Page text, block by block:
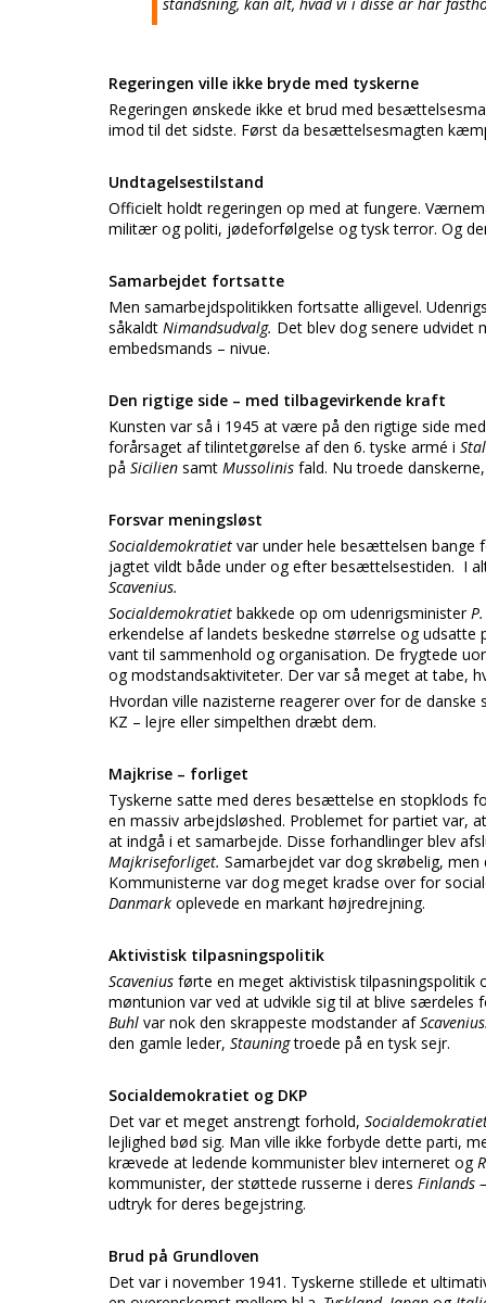
Regeringen ville ikke bryde med tyskerne
Regeringen ønskede ikke et brud med
imod til det sidste. Først da besættelsesmagten
Undtagelsestilstand
Officielt holdt regeringen op med at fungere.
militær og politi, jødeforfølgelse og tysk terror. Og
Samarbejdet fortsatte
Men samarbejdspolitikken fortsatte alligevel.
såkaldt Nimandsudvalg. Det blev dog senere udvidet
embedsmands – nivue.
Den rigtige side – med tilbagevirkende kraft
Kunsten var så i 1945 at være på den rigtige side
forårsaget af tilintetgørelse af den 6. tyske armé i
på Sicilien samt Mussolinis fald. Nu troede
Forsvar meningsløst
Socialdemokratiet var under hele besættelsen
jagtet vildt både under og efter besættelsestiden. I
Scavenius.
Socialdemokratiet bakkede op om udenrigsminister
erkendelse af landets beskedne størrelse og
vant til sammenhold og organisation. De frygtede
og modstandsaktiviteter. Der var så meget at tabe,
Hvordan ville nazisterne reagerer over for de
KZ – lejre eller simpelthen dræbt dem.
Majkrise – forliget
Tyskerne satte med deres besættelse en stopklods
en massiv arbejdsløshed. Problemet for partiet var,
at indgå i et samarbejde. Disse forhandlinger blev
Majkriseforliget. Samarbejdet var dog skrøbelig,
Kommunisterne var dog meget kradse over for
Danmark oplevede en markant højredrejning.
Aktivistisk tilpasningspolitik
Scavenius førte en meget aktivistisk tilpasningspolitik
møntunion var ved at udvikle sig til at blive særdeles
Buhl var nok den skrappeste modstander af
den gamle leder, Stauningtroede på en tysk sejr.
Socialdemokratiet og DKP
Det var et meget anstrengt forhold,
lejlighed bød sig. Man ville ikke forbyde dette parti,
krævede at ledende kommunister blev interneret og
kommunister, der støttede russerne i deres Finlands
udtryk for deres begejstring.
Brud på Grundloven
Det var i november 1941. Tyskerne stillede et